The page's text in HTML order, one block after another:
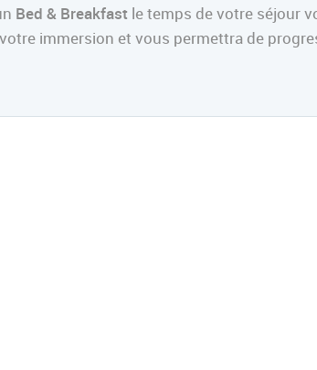
Bed & Breakfast le temps de votre séjour
immersion et vous permettra de